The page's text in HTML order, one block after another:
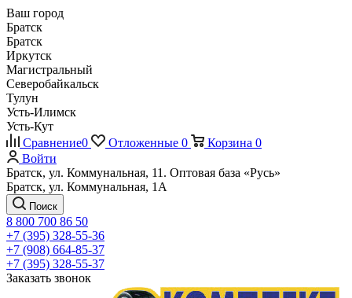
Ваш город
Братск
Братск
Иркутск
Магистральный
Северобайкальск
Тулун
Усть-Илимск
Усть-Кут
Сравнение0 Отложенные 0 Корзина 0
Войти
Братск, ул. Коммунальная, 11. Оптовая база «Русь»
Братск, ул. Коммунальная, 1А
Поиск
8 800 700 86 50
+7 (395) 328-55-36
+7 (908) 664-85-37
+7 (395) 328-55-37
Заказать звонок